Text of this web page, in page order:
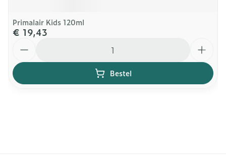
Primalair Kids 120ml
€ 19,43
Bestel